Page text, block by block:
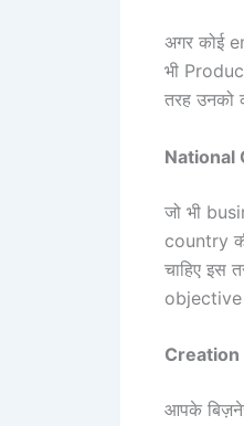
अगर कोई
भी
तरह उनको
National
जो भी
country
चाहिए
objective
Creation
आपके